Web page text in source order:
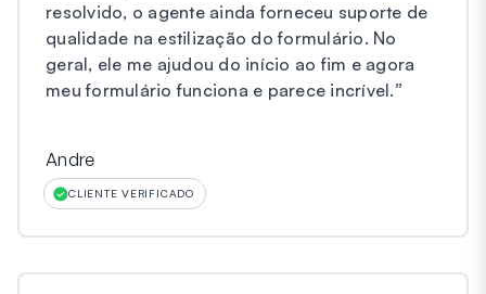
resolvido, o agente ainda forneceu suporte de
qualidade na estilização do formulário. No
geral, ele me ajudou do início ao fim e agora
meu formulário funciona e parece incrível.”
Andre
CLIENTE VERIFICADO